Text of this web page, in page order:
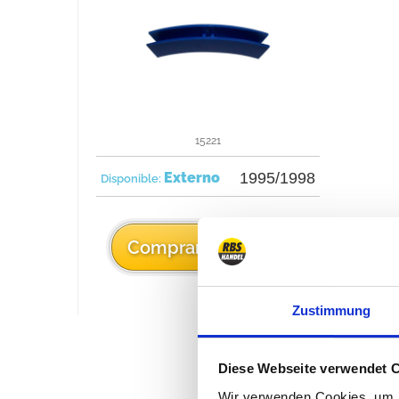
Zustimmung
Diese Webseite verwendet
15221
Disponible: Externo 1995/1998
Comprarlo 2,74 €